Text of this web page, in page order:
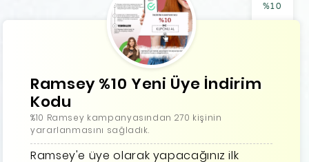
%10
Ramsey %10 Yeni Üye İndirim
Kodu
%10 Ramsey kampanyasından 270 kişinin
yararlanmasını sağladık.
Ramsey'e üye olarak yapacağınız ilk